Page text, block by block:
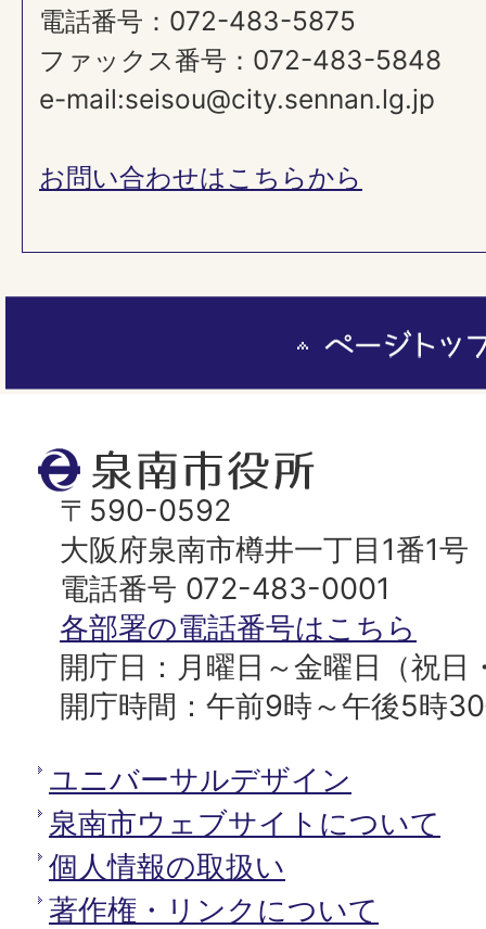
電話番号：072-483-5875
ファックス番号：072-483-5848
e-mail:seisou@city.sennan.lg.jp
お問い合わせはこちらから
泉
南
市
役
所
〒590-0592
大阪府泉南市樽井一丁目1番1号
電話番号 072-483-0001
各部署の電話番号はこちら
開庁日：月曜日～金曜日（祝日
開庁時間：午前9時～午後5時
ユニバーサルデザイン
泉南市ウェブサイトについて
個人情報の取扱い
著作権・リンクについて